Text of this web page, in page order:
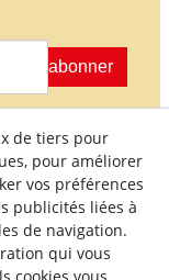
S'abonner
de tiers pour
pour améliorer
vos préférences
publicités liées à
de navigation.
qui vous